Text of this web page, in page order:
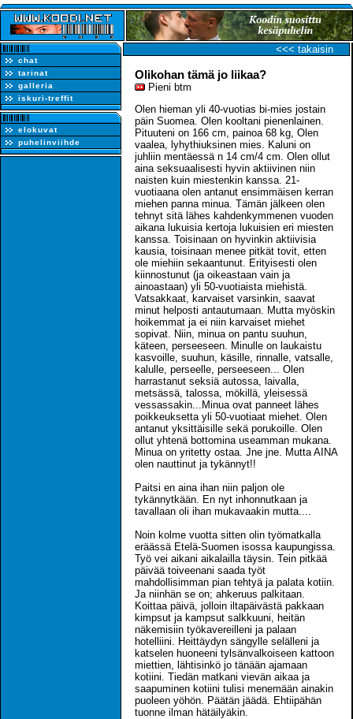
chat
tarinat
galleria
iskuri-treffit
elokuvat
puhelinviihde
<<< takaisin
Olikohan tämä jo liikaa?
Pieni btm
Olen hieman yli 40-vuotias bi-mies jostain
päin Suomea. Olen kooltani pienenlainen.
Pituuteni on 166 cm, painoa 68 kg, Olen
vaalea, lyhythiuksinen mies. Kaluni on
juhliin mentäessä n 14 cm/4 cm. Olen ollut
aina seksuaalisesti hyvin aktiivinen niin
naisten kuin miestenkin kanssa. 21-
vuotiaana olen antanut ensimmäisen kerran
miehen panna minua. Tämän jälkeen olen
tehnyt sitä lähes kahdenkymmenen vuoden
aikana lukuisia kertoja lukuisien eri miesten
kanssa. Toisinaan on hyvinkin aktiivisia
kausia, toisinaan menee pitkät tovit, etten
ole miehiin sekaantunut. Erityisesti olen
kiinnostunut (ja oikeastaan vain ja
ainoastaan) yli 50-vuotiaista miehistä.
Vatsakkaat, karvaiset varsinkin, saavat
minut helposti antautumaan. Mutta myöskin
hoikemmat ja ei niin karvaiset miehet
sopivat. Niin, minua on pantu suuhun,
käteen, perseeseen. Minulle on laukaistu
kasvoille, suuhun, käsille, rinnalle, vatsalle,
kalulle, perseelle, perseeseen... Olen
harrastanut seksiä autossa, laivalla,
metsässä, talossa, mökillä, yleisessä
vessassakin...Minua ovat panneet lähes
poikkeuksetta yli 50-vuotiaat miehet. Olen
antanut yksittäisille sekä porukoille. Olen
ollut yhtenä bottomina useamman mukana.
Minua on yritetty ostaa. Jne jne. Mutta AINA
olen nauttinut ja tykännyt!!
Paitsi en aina ihan niin paljon ole
tykännytkään. En nyt inhonnutkaan ja
tavallaan oli ihan mukavaakin mutta....
Noin kolme vuotta sitten olin työmatkalla
eräässä Etelä-Suomen isossa kaupungissa.
Työ vei aikani aikalailla täysin. Tein pitkää
päivää toiveenani saada työt
mahdollisimman pian tehtyä ja palata kotiin.
Ja niinhän se on; ahkeruus palkitaan.
Koittaa päivä, jolloin iltapäivästä pakkaan
kimpsut ja kampsut salkkuuni, heitän
näkemisiin työkavereilleni ja palaan
hotelliini. Heittäydyn sängylle selälleni ja
katselen huoneeni tylsänvalkoiseen kattoon
miettien, lähtisinkö jo tänään ajamaan
kotiini. Tiedän matkani vievän aikaa ja
saapuminen kotiini tulisi menemään ainakin
puoleen yöhön. Päätän jäädä. Ehtiipähän
tuonne ilman hätäilyäkin.